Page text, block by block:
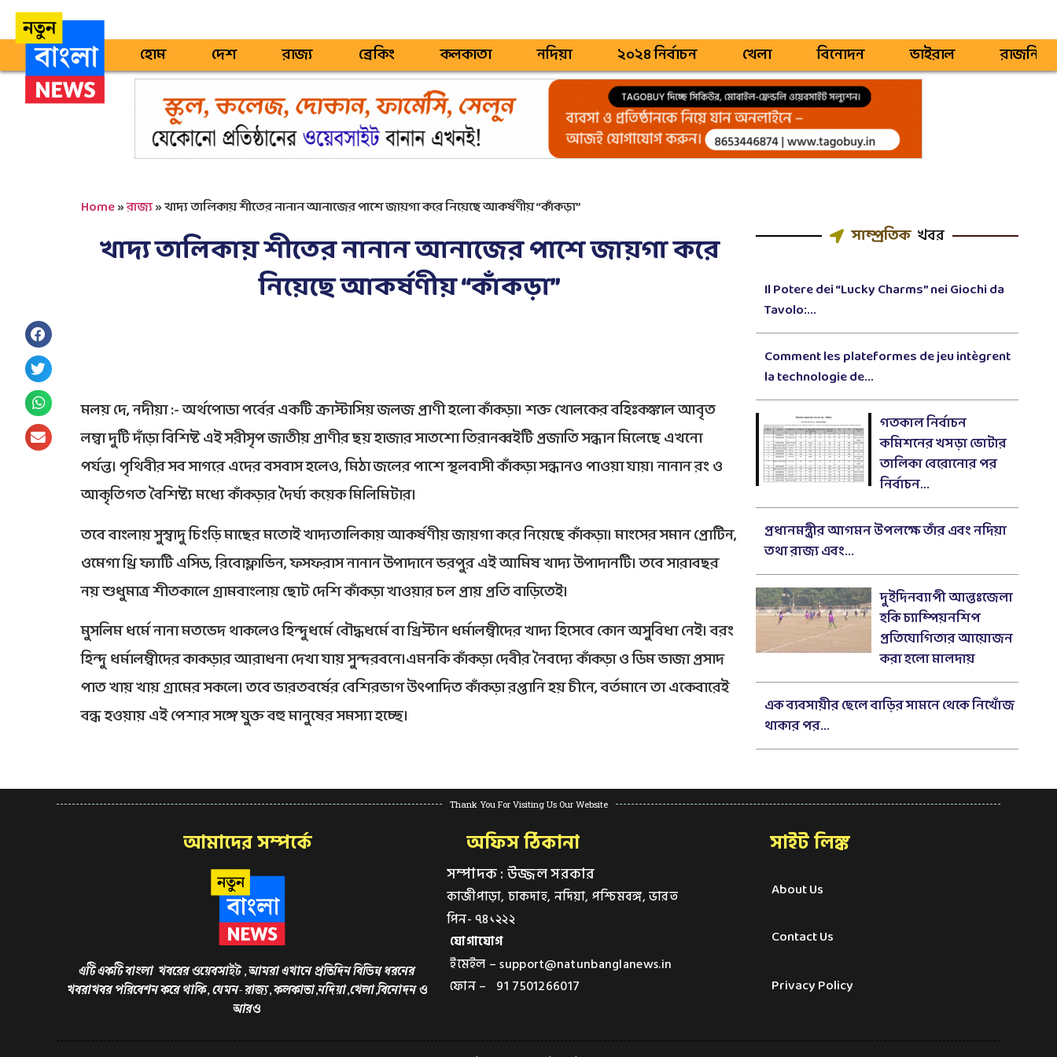
হোম দেশ রাজ্য ব্রেকিং কলকাতা নদিয়া ২০২৪ নির্বাচন খেলা বিনোদন ভাইরাল রাজনিতি
Home»রাজ্য»খাদ্য তালিকায় শীতের নানান আনাজের পাশে জায়গা করে নিয়েছে আকর্ষণীয় “কাঁকড়া”
খাদ্য তালিকায় শীতের নানান আনাজের পাশে জায়গা করে
নিয়েছে আকর্ষণীয় “কাঁকড়া”
মলয় দে, নদীয়া :- অর্থপোডা পর্বের একটি ক্রাস্টাসিয় জলজ প্রাণী হলো কাঁকড়া। শক্ত খোলকের বহিঃকঙ্কাল আবৃত
লম্বা দুটি দাঁড়া বিশিষ্ট এই সরীসৃপ জাতীয় প্রাণীর ছয় হাজার সাতশো তিরানব্বইটি প্রজাতি সন্ধান মিলেছে এখনো
পর্যন্ত। পৃথিবীর সব সাগরে এদের বসবাস হলেও, মিঠা জলের পাশে স্থলবাসী কাঁকড়া সন্ধানও পাওয়া যায়। নানান রং ও
আকৃতিগত বৈশিষ্ট্য মধ্যে কাঁকড়ার দৈর্ঘ্য কয়েক মিলিমিটার।
তবে বাংলায় সুস্বাদু চিংড়ি মাছের মতোই খাদ্যতালিকায় আকর্ষণীয় জায়গা করে নিয়েছে কাঁকড়া। মাংসের সমান প্রোটিন,
ওমেগা থ্রি ফ্যাটি এসিড, রিবোফ্লাভিন, ফসফরাস নানান উপাদানে ভরপুর এই আমিষ খাদ্য উপাদানটি। তবে সারাবছর
নয় শুধুমাত্র শীতকালে গ্রামবাংলায় ছোট দেশি কাঁকড়া খাওয়ার চল প্রায় প্রতি বাড়িতেই।
মুসলিম ধর্মে নানা মতভেদ থাকলেও হিন্দুধর্মে বৌদ্ধধর্মে বা খ্রিস্টান ধর্মালম্বীদের খাদ্য হিসেবে কোন অসুবিধা নেই। বরং
হিন্দু ধর্মালম্বীদের কাকড়ার আরাধনা দেখা যায় সুন্দরবনে।এমনকি কাঁকড়া দেবীর নৈবদ্যে কাঁকড়া ও ডিম ভাজা প্রসাদ
পাত খায় খায় গ্রামের সকলে। তবে ভারতবর্ষের বেশিরভাগ উৎপাদিত কাঁকড়া রপ্তানি হয় চীনে, বর্তমানে তা একেবারেই
বন্ধ হওয়ায় এই পেশার সঙ্গে যুক্ত বহু মানুষের সমস্যা হচ্ছে।
সাম্প্রতিক খবর
Il Potere dei “Lucky Charms” nei Giochi da
Tavolo:...
Comment les plateformes de jeu intègrent
la technologie de...
গতকাল নির্বাচন
কমিশনের খসড়া ভোটার
তালিকা বেরোনোর পর
নির্বাচন...
প্রধানমন্ত্রীর আগমন উপলক্ষে তাঁর এবং নদিয়া
তথা রাজ্য এবং...
দুইদিনব্যাপী আন্তঃজেলা
হকি চ্যাম্পিয়নশিপ
প্রতিযোগিতার আয়োজন
করা হলো মালদায়
এক ব্যবসায়ীর ছেলে বাড়ির সামনে থেকে নিখোঁজ
থাকার পর...
Thank You For Visiting Us Our Website
আমাদের সম্পর্কে
এটি একটি বাংলা খবরের ওয়েবসাইট , আমরা এখানে প্রতিদিন বিভিন্ন ধরনের
খবরাখবর পরিবেশন করে থাকি, যেমন- রাজ্য, কলকাতা,নদিয়া,খেলা,বিনোদন ও
আরও
অফিস ঠিকানা
সম্পাদক : উজ্জল সরকার
কাজীপাড়া, চাকদাহ, নদিয়া, পশ্চিমবঙ্গ, ভারত
পিন- ৭৪১২২২
যোগাযোগ
ইমেইল – support@natunbanglanews.in
ফোন – 91 7501266017
সাইট লিঙ্ক
About Us
Contact Us
Privacy Policy